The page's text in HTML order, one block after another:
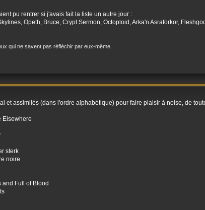
pu rentrer si j'avais fait la liste un autre jour :
Opeth, Bruce, Crypt Sermon, Octoploid, Arka'n Asraforkor,
qui ne savent pas réfléchir par eux-même.
et assimilés (dans l'ordre alphabétique) pour faire plaisir à noise, de
Elsewhere
sterk
noire
Full of Blood